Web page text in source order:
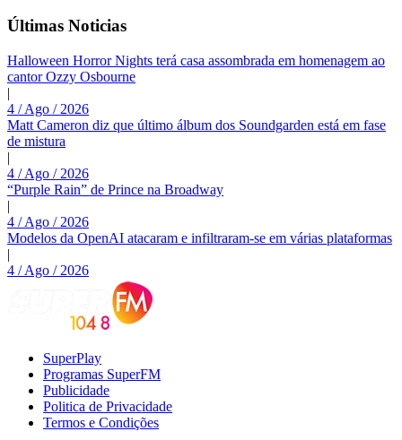
Últimas Noticias
Halloween Horror Nights terá casa assombrada em homenagem ao
cantor Ozzy Osbourne
|
4 / Ago / 2026
Matt Cameron diz que último álbum dos Soundgarden está em fase
de mistura
|
4 / Ago / 2026
“Purple Rain” de Prince na Broadway
|
4 / Ago / 2026
Modelos da OpenAI atacaram e infiltraram-se em várias plataformas
|
4 / Ago / 2026
SuperPlay
Programas SuperFM
Publicidade
Politica de Privacidade
Termos e Condições